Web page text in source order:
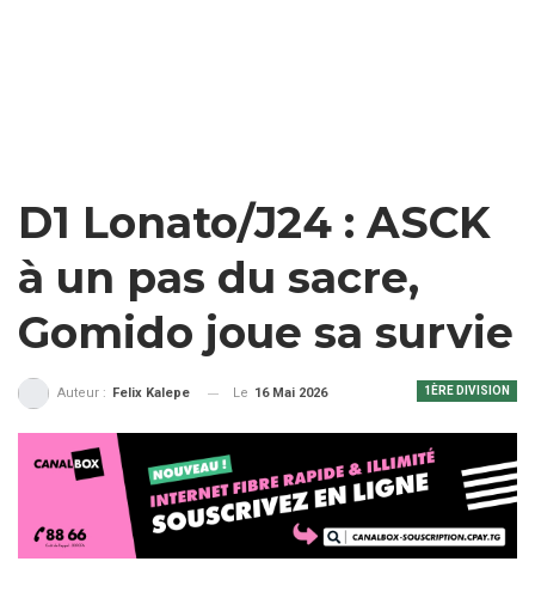
D1 Lonato/J24 : ASCK
à un pas du sacre,
Gomido joue sa survie
1ÈRE DIVISION
Auteur : Felix Kalepe Le 16 Mai 2026